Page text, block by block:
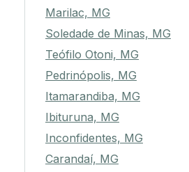
Marilac, MG
Soledade de Minas, MG
Teófilo Otoni, MG
Pedrinópolis, MG
Itamarandiba, MG
Ibituruna, MG
Inconfidentes, MG
Carandaí, MG